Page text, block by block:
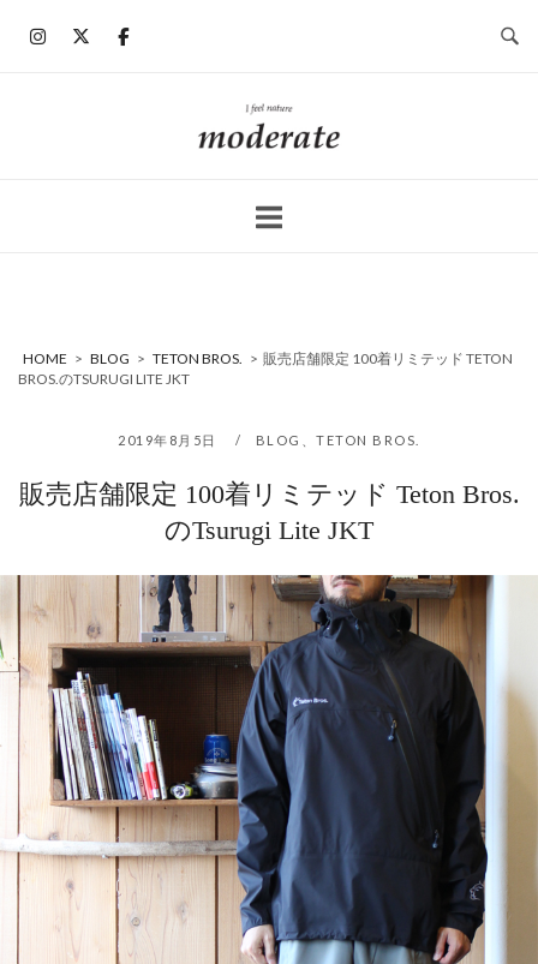
ホ
ー
HOME > BLOG > TETON BROS. > 販売店舗限定 100着リミテッド TETON
BROS.のTSURUGI LITE JKT
2019年8月5日 BLOG 、TETON BROS.
販売店舗限定 100着リミテッド Teton Bros.
のTsurugi Lite JKT